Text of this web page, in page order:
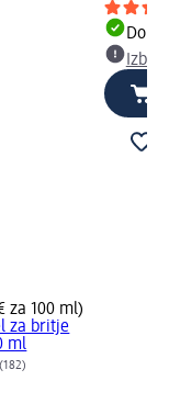
za 100 ml)
za britje
ml
(182)